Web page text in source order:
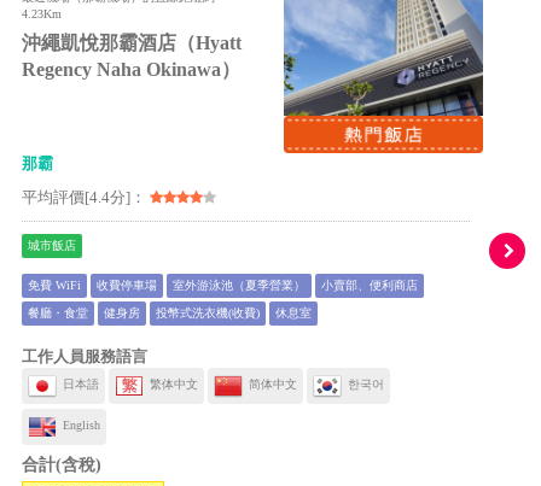
4.23Km
沖繩凱悅那霸酒店（Hyatt
Regency Naha Okinawa）
那霸
平均評價[4.4分]：
城市飯店
免費 WiFi 收費停車場 室外游泳池（夏季營業） 小賣部、便利商店
餐廳・食堂 健身房 投幣式洗衣機(收費) 休息室
工作人員服務語言
日本語 繁体中文 简体中文 한국어
English
合計(含稅)